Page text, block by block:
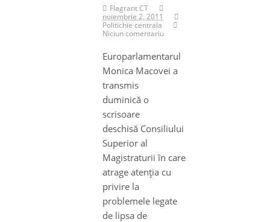
Flagrant CT
noiembrie 2, 2011
Politichie centrala
Niciun comentariu
Europarlamentarul
Monica Macovei a
transmis
duminică o
scrisoare
deschisă Consiliului
Superior al
Magistraturii în care
atrage atenţia cu
privire la
problemele legate
de lipsa de